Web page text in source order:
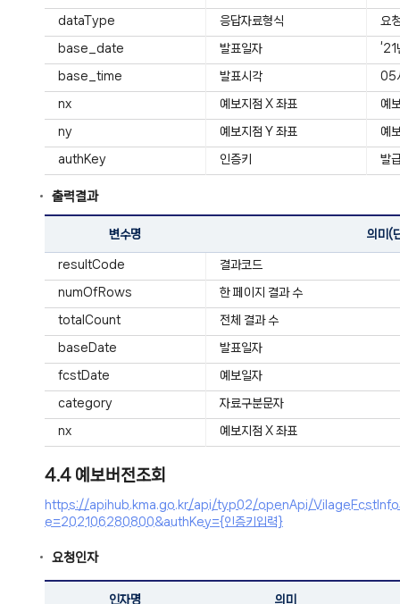
dataType 응답자료형식 요
base_date 발표일자
base_time 발표시각 05
nx 예보지점 X 좌표 예
ny 예보지점 Y 좌표 예
authKey 인증키 발
출력결과
변수명 의미(
resultCode 결과코드
numOfRows 한 페이지 결과 수
totalCount 전체 결과 수
baseDate 발표일자
fcstDate 예보일자
category 자료구분문자
nx 예보지점 X 좌표
4.4 예보버전조회
https://apihub.kma.go.kr/api/typ02/openApi/
e=202106280800&authKey={인증키입력}
요청인자
인자명 의미